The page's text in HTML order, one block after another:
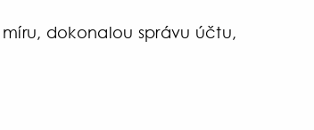
dokonalou správu účtu,